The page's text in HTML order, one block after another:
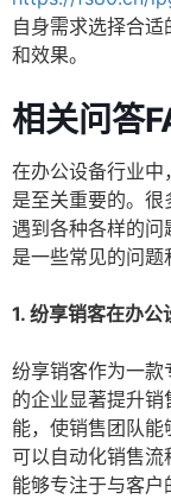
自身需求选择合
和效果。
相关问答
在办公设备行业
是至关重要的。
遇到各种各样的
是一些常见的问题
1. 纷享销客在办公
纷享销客作为一款
的企业显著提升
能，使销售团队
可以自动化销售
能够专注于与客